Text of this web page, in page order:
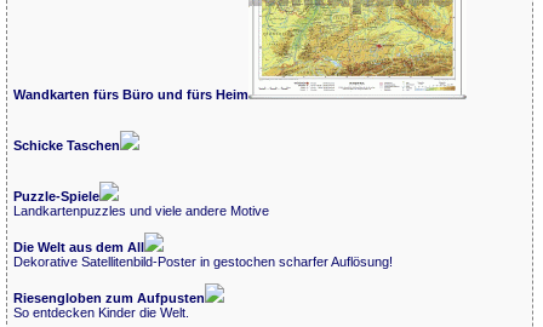
Wandkarten fürs Büro und fürs Heim
Schicke Taschen
Puzzle-Spiele
Landkartenpuzzles und viele andere Motive
Die Welt aus dem All
Dekorative Satellitenbild-Poster in gestochen scharfer Auflösung!
Riesengloben zum Aufpusten
So entdecken Kinder die Welt.